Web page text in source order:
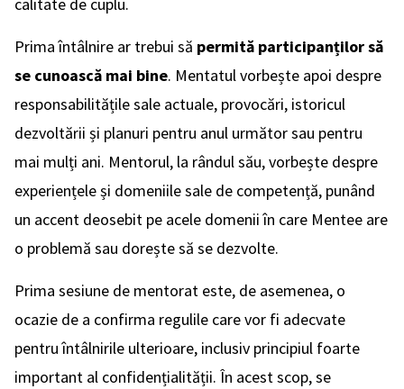
Prima întâlnire ar trebui să permită participanților să
se cunoască mai bine. Mentatul vorbește apoi despre
responsabilitățile sale actuale, provocări, istoricul
dezvoltării și planuri pentru anul următor sau pentru
mai mulți ani. Mentorul, la rândul său, vorbește despre
experiențele și domeniile sale de competență, punând
un accent deosebit pe acele domenii în care Mentee are
o problemă sau dorește să se dezvolte.
Prima sesiune de mentorat este, de asemenea, o
ocazie de a confirma regulile care vor fi adecvate
pentru întâlnirile ulterioare, inclusiv principiul foarte
important al confidențialității. În acest scop, se